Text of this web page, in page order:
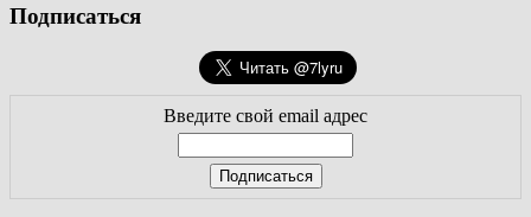
Подписаться
Введите свой email адрес